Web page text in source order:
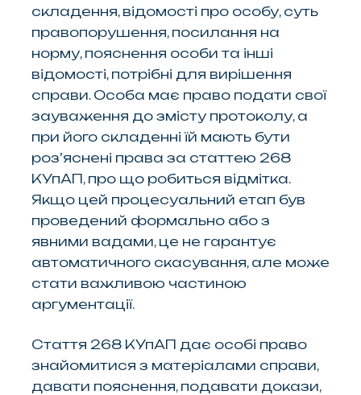
складення, відомості про особу, суть
правопорушення, посилання на
норму, пояснення особи та інші
відомості, потрібні для вирішення
справи. Особа має право подати свої
зауваження до змісту протоколу, а
при його складенні їй мають бути
роз’яснені права за статтею 268
КУпАП, про що робиться відмітка.
Якщо цей процесуальний етап був
проведений формально або з
явними вадами, це не гарантує
автоматичного скасування, але може
стати важливою частиною
аргументації.
Стаття 268 КУпАП дає особі право
знайомитися з матеріалами справи,
давати пояснення, подавати докази,